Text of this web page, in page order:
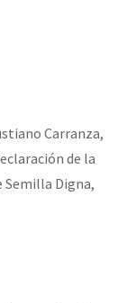
Carranza,
de la
Semilla Digna,